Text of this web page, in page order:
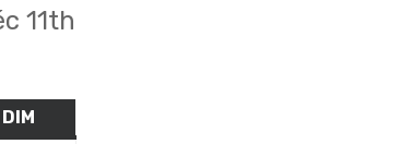
11th
DIM